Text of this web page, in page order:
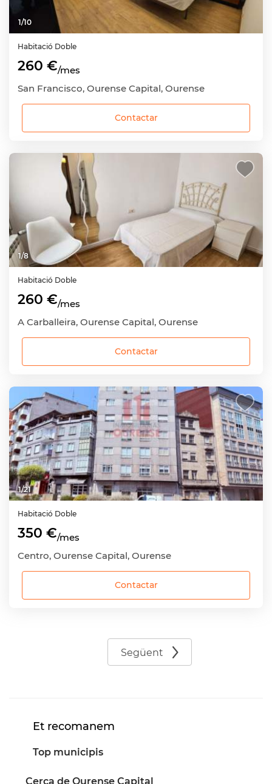
1/10
Habitació Doble
260 €/mes
San Francisco, Ourense Capital, Ourense
Contactar
1/8
Habitació Doble
260 €/mes
A Carballeira, Ourense Capital, Ourense
Contactar
1/21
Habitació Doble
350 €/mes
Centro, Ourense Capital, Ourense
Contactar
Següent
Et recomanem
Top municipis
Cerca de Ourense Capital